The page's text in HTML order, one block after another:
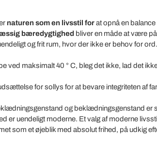
naturen som en livsstil forat opnå en balance
bæredygtighed bliver en måde at være
og frit rum, hvor der ikke er behov for ord.
ved maksimalt 40 ° C, bleg det ikke, lad det
for sollys for at bevare integriteten af
og beklædningsgenstand er
er uendeligt moderne. Et valg af moderne
som et øjeblik med absolut frihed, på udkig